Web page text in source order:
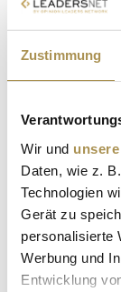
Zustimmung
Wir und
Daten, wie z.
Technologien
Gerät zu
personalisierte
Werbung und
Entwicklung